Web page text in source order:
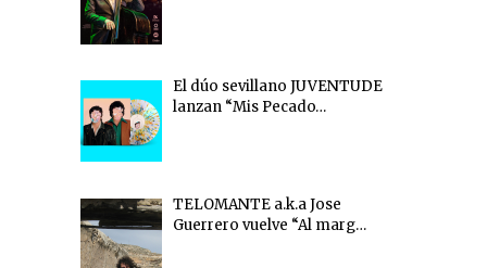
El dúo sevillano JUVENTUDE
lanzan “Mis Pecado…
TELOMANTE a.k.a Jose
Guerrero vuelve “Al marg…